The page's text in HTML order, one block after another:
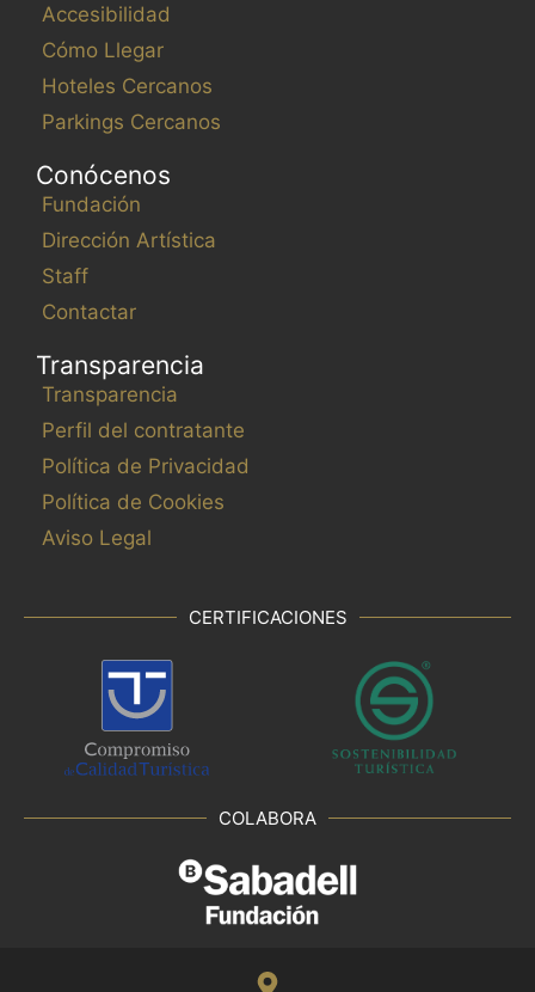
Accesibilidad
Cómo Llegar
Hoteles Cercanos
Parkings Cercanos
Conócenos
Fundación
Dirección Artística
Staff
Contactar
Transparencia
Transparencia
Perfil del contratante
Política de Privacidad
Política de Cookies
Aviso Legal
CERTIFICACIONES
COLABORA